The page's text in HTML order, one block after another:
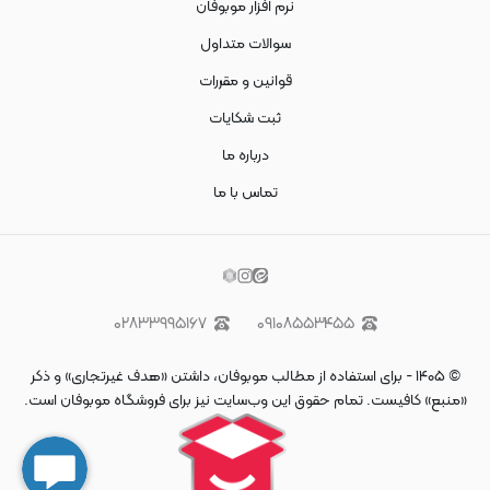
نرم افزار موبوفان
سوالات متداول
قوانین و مقررات
ثبت شکایات
درباره ما
تماس با ما
۰۹۱۰۸۵۵۳۴۵۵ ۰۲۸۳۳۹۹۵۱۶۷
©۱۴۰۵- برای استفاده از مطالب موبوفان، داشتن «هدف غیرتجاری» و ذکر
«منبع» کافیست. تمام حقوق اين وب‌سايت نیز برای فروشگاه موبوفان است.